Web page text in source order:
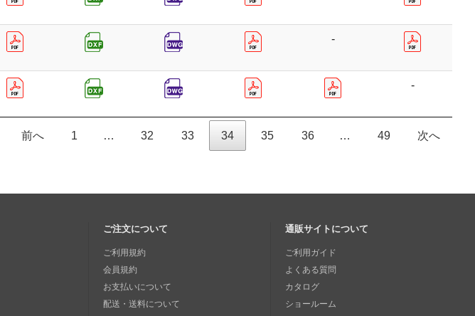
-
-
前へ 1 … 32 33 34 35 36 … 49 次へ
ご注文について
ご利用規約
会員規約
お支払いについて
配送・送料について
通販サイトについて
ご利用ガイド
よくある質問
カタログ
ショールーム